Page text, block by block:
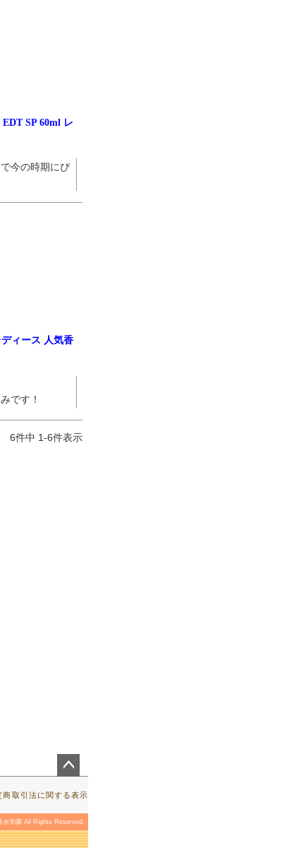
SP 60ml レ
今の時期にぴ
ィース 人気香
です！
6件中 1-6件表示
ジト
ップ
へ
商取引法に関する表示
水学園 All Rights Reserved.